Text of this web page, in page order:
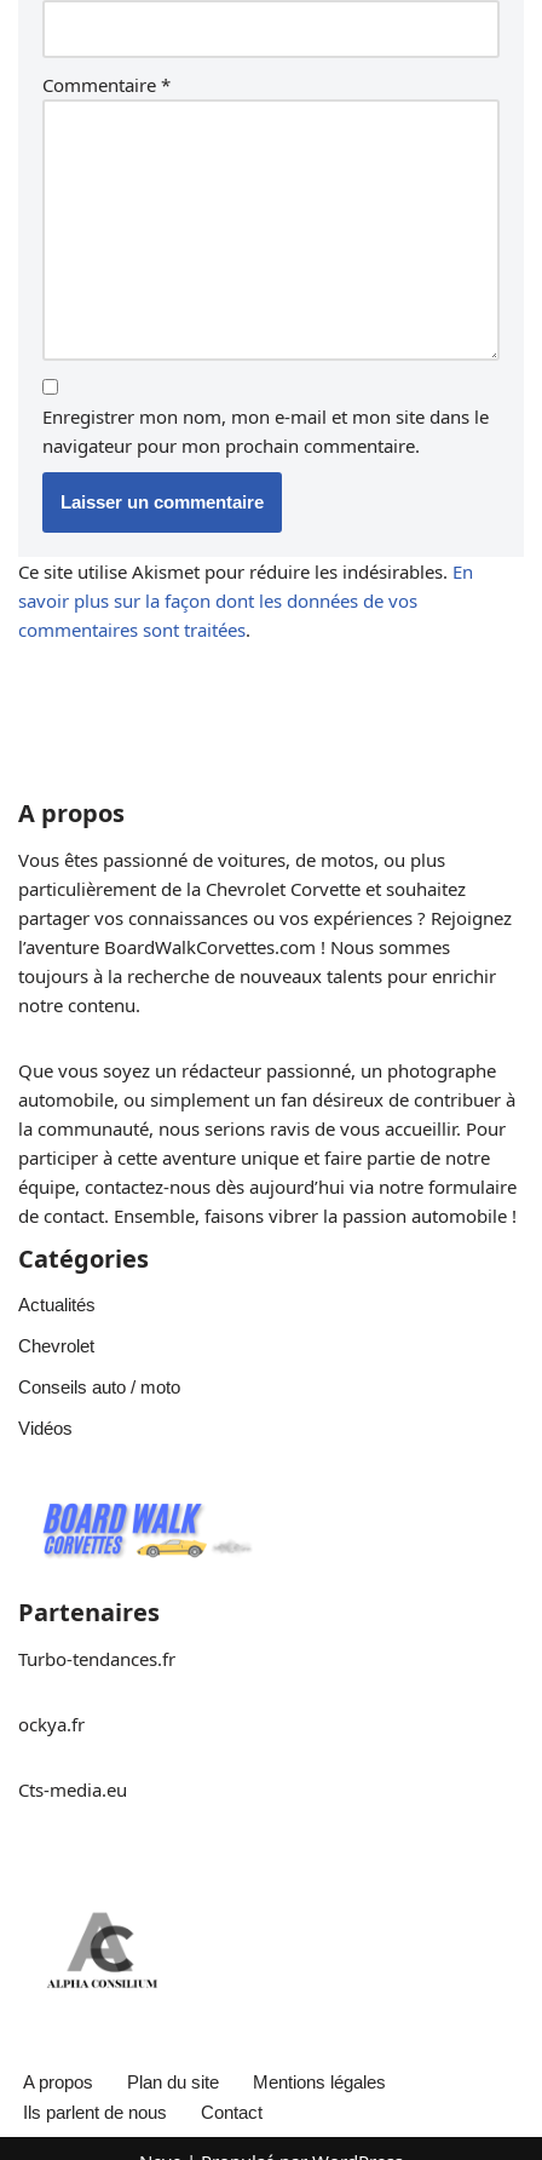
Commentaire *
Enregistrer mon nom, mon e-mail et mon site dans le
navigateur pour mon prochain commentaire.
Ce site utilise Akismet pour réduire les indésirables. En
savoir plus sur la façon dont les données de vos
commentaires sont traitées.
A propos
Vous êtes passionné de voitures, de motos, ou plus
particulièrement de la Chevrolet Corvette et souhaitez
partager vos connaissances ou vos expériences ? Rejoignez
l’aventure BoardWalkCorvettes.com ! Nous sommes
toujours à la recherche de nouveaux talents pour enrichir
notre contenu.
Que vous soyez un rédacteur passionné, un photographe
automobile, ou simplement un fan désireux de contribuer à
la communauté, nous serions ravis de vous accueillir. Pour
participer à cette aventure unique et faire partie de notre
équipe, contactez-nous dès aujourd’hui via notre formulaire
de contact. Ensemble, faisons vibrer la passion automobile !
Catégories
Actualités
Chevrolet
Conseils auto / moto
Vidéos
Partenaires
Turbo-tendances.fr
ockya.fr
Cts-media.eu
A propos Plan du site
Mentions légales
Ils parlent de nous
Contact